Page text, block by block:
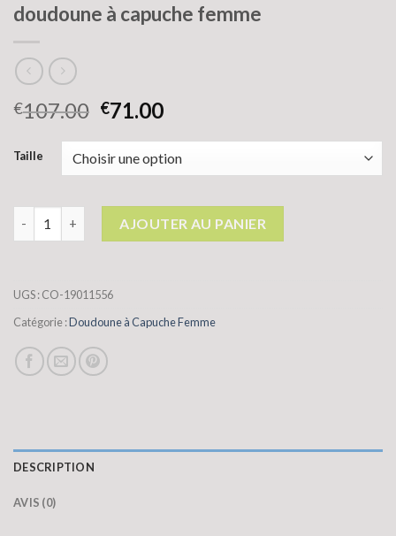
doudoune à capuche femme
€107.00 €71.00
Taille
AJOUTER AU PANIER
UGS :CO-19011556
Catégorie :Doudoune à Capuche Femme
DESCRIPTION
AVIS (0)